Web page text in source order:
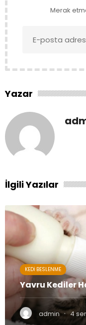
Merak
Yazar
İlgili Yazılar
KEDI BESLENME
Yavru Kediler
admin · 4